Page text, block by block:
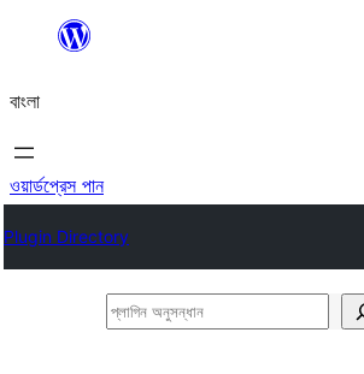
যান
বাংলা
ওয়ার্ডপ্রেস পান
Plugin Directory
প্লাগিন